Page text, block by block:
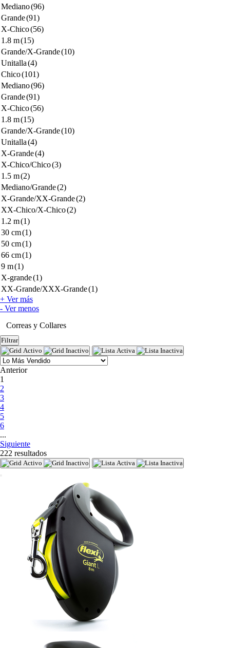
Mediano(96)
Grande(91)
X-Chico(56)
1.8 m(15)
Grande/X-Grande(10)
Unitalla(4)
Chico(101)
Mediano(96)
Grande(91)
X-Chico(56)
1.8 m(15)
Grande/X-Grande(10)
Unitalla(4)
X-Grande(4)
X-Chico/Chico(3)
1.5 m(2)
Mediano/Grande(2)
X-Grande/XX-Grande(2)
XX-Chico/X-Chico(2)
1.2 m(1)
30 cm(1)
50 cm(1)
66 cm(1)
9 m(1)
X-grande(1)
XX-Grande/XXX-Grande(1)
+ Ver más
- Ver menos
Correas y Collares
Filtrar
Anterior
1
2
3
4
5
6
...
Siguiente
222 resultados